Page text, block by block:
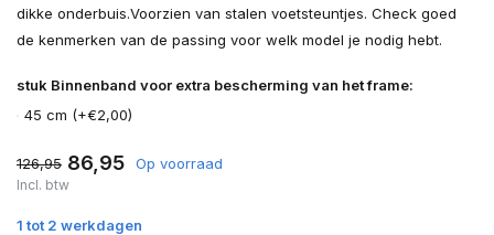
dikke onderbuis.Voorzien van stalen voetsteuntjes. Check goed
de kenmerken van de passing voor welk model je nodig hebt.
stuk Binnenband voor extra bescherming van het frame:
45 cm (+€2,00)
126,95 86,95 Op voorraad
Incl. btw
1 tot 2 werkdagen